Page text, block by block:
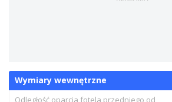
Wymiary wewnętrzne
Odległość oparcia fotela przedniego od